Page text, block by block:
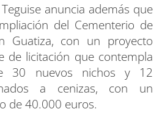
anuncia además que
del Cementerio de
Guatiza, con un proyecto
de licitación que contempla
30 nuevos nichos y 12
a cenizas, con un
de 40.000 euros.